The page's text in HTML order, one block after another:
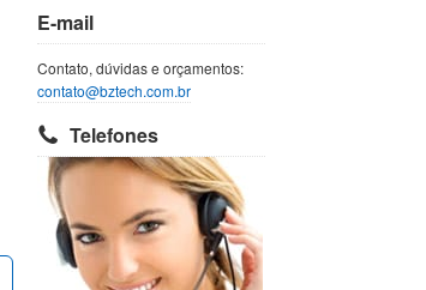
E-mail
Contato, dúvidas e orçamentos:
contato@bztech.com.br
Telefones